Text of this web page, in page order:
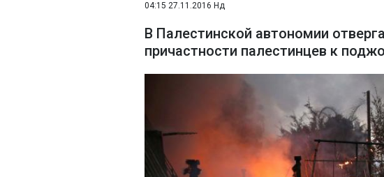
04:15 27.11.2016 Нд
В Палестинской автономии
причастности палестинцев к